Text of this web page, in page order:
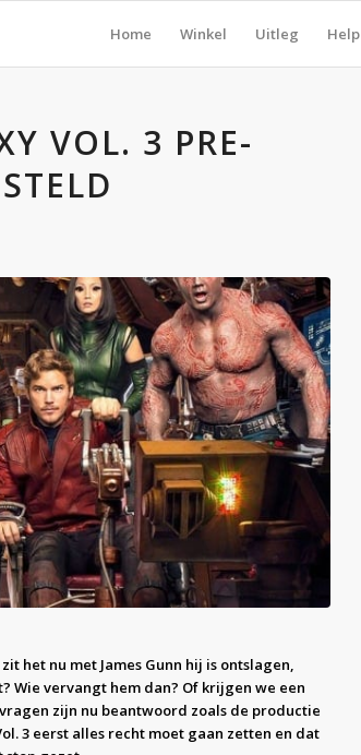
Home Winkel Uitleg Help
VOL. 3 PRE-
het nu met James Gunn hij is ontslagen,
vervangt hem dan? Of krijgen we een
zijn nu beantwoord zoals de productie
3 eerst alles recht moet gaan zetten en dat